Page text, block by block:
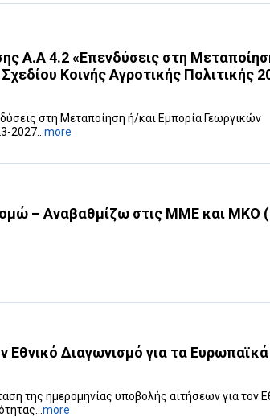
Α.Α 4.2 «Επενδύσεις στη
Κοινής ‎Αγροτικής Πολιτικής
στη ‎Μεταποίηση ή/και Εμπορία Γεωργικών
2027‎... more
– Αναβαθμίζω στις ΜΜΕ και ΜΚΟ
Εθνικό Διαγωνισμό για τα Ευρωπαϊκά
της ημερομηνίας υποβολής αιτήσεων για τον
more